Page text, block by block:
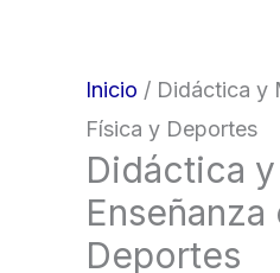
Inicio / Didáctica y
Física y Deportes
Didáctica
Deportes